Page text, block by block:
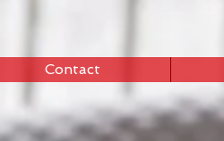
Contact